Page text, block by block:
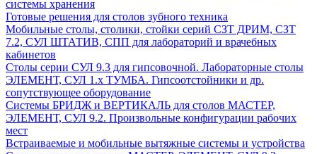
системы хранения
Готовые решения для столов зубного техника
Мобильные столы, столики, стойки серий СЗТ ДРИМ, СЗТ
7.2, СУЛ ШТАТИВ, СПП для лабораторий и врачебных
кабинетов
Столы серии СУЛ 9.3 для гипсовочной. Лабораторные столы
ЭЛЕМЕНТ, СУЛ 1.х ТУМБА. Гипсоотстойники и др.
сопутствующее оборудование
Системы БРИДЖ и ВЕРТИКАЛЬ для столов МАСТЕР,
ЭЛЕМЕНТ, СУЛ 9.2. Произвольные конфигурации рабочих
мест
Встраиваемые и мобильные вытяжные системы и устройства